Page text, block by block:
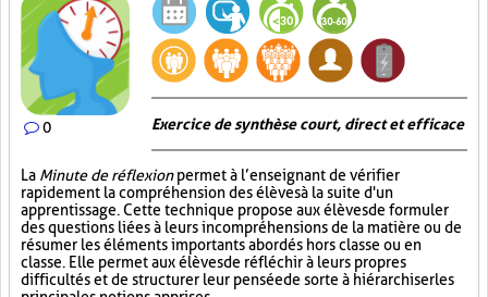
0 Exercice de synthèse court, direct et efficace
La Minute de réflexionpermet à l’enseignant de vérifier
rapidement la compréhension des élèves à la suite d'un
apprentissage. Cette technique propose aux élèves de formuler
des questions liées à leurs incompréhensions de la matière ou de
résumer les éléments importants abordés hors classe ou en
classe. Elle permet aux élèves de réfléchir à leurs propres
difficultés et de structurer leur pensée de sorte à hiérarchiser les